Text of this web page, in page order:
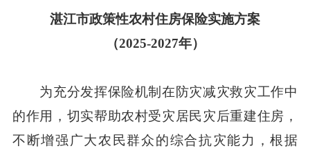
湛江市政策性农村住房保险实施方案
（2025-2027年）
为充分发挥保险机制在防灾减灾救灾工作中
的作用，切实帮助农村受灾居民灾后重建住房，
不断增强广大农民群众的综合抗灾能力，根据